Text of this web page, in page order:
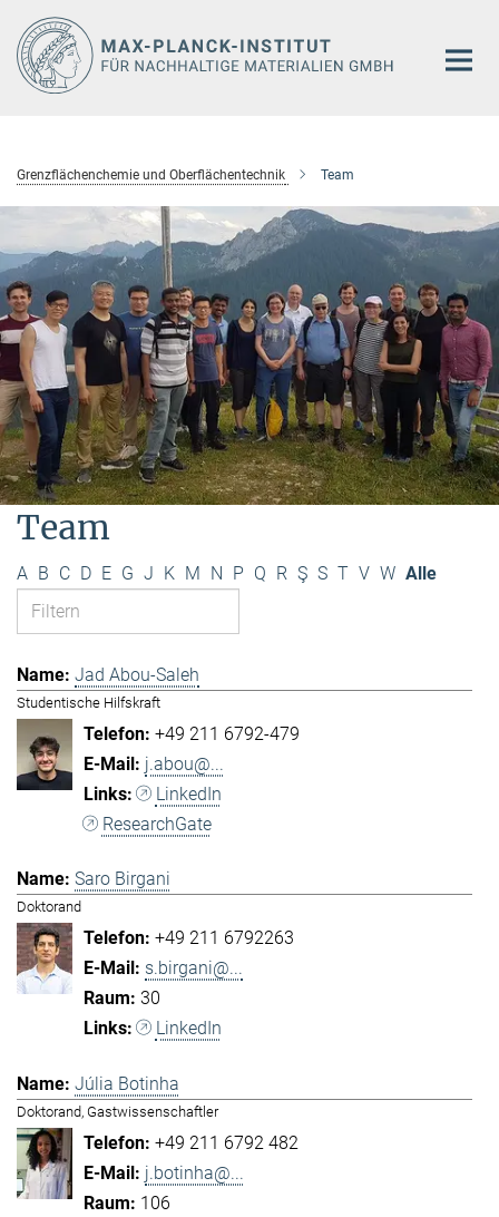
Hauptinhalt
Grenzflächenchemie und Oberflächentechnik Team
Team
A B C D E G J K M N P Q R Ş S T V W Alle
Jad Abou-Saleh
Studentische Hilfskraft
+49 211 6792-479
j.abou@...
LinkedIn
ResearchGate
Saro Birgani
Doktorand
+49 211 6792263
s.birgani@...
30
LinkedIn
Júlia Botinha
Doktorand, Gastwissenschaftler
+49 211 6792 482
j.botinha@...
106